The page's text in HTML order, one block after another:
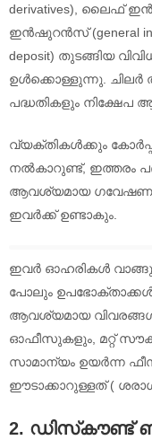
derivatives), ലൈഫ്
ഇൻഷുറൻസ് (general
deposit) തുടങ്ങിയ
ഉൾക്കൊള്ളുന്നു. ചിലർ
പദ്ധതികളും
വ്യക്തികൾക്കും
നൽകാറുണ്ട്, ഇത്തരം
ആവശ്യമായ
ഇവർക്ക് ഉണ്ടാകും.
ഇവർ ഓഹരികൾ
പോലും
ആവശ്യമായ
ഓഫീസുകളും, മറ്റ്
സാമാന്യം ഉയർന്ന
ഈടാക്കാറുള്ളത് (
2. ഡിസ്‌കൗണ്ട്